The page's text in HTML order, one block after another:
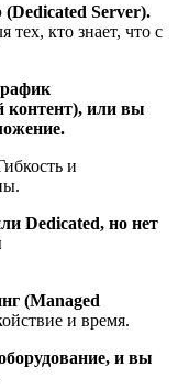
Server).
тех, кто знает, что с
контент), или вы
и
Dedicated, но нет
(Managed
и время.
и вы